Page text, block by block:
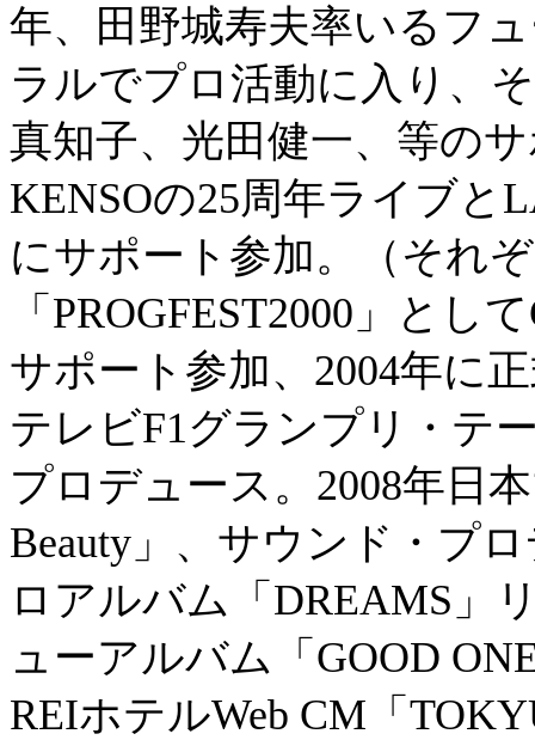
年、田野城寿夫率いるフ
ラルでプロ活動に入り、
真知子、光田健一、等の
KENSOの25周年ライブと
にサポート参加。（それ
「PROGFEST2000」とし
サポート参加、2004年に
テレビF1グランプリ・テ
プロデュース。2008年日
Beauty」、サウンド・プ
ロアルバム「DREAMS」
ューアルバム「GOOD
REIホテルWeb CM「